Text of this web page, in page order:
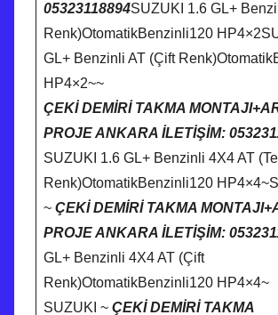
05323118894SUZUKI 1.6 GL+
Renk)OtomatikBenzinli120
GL+ Benzinli AT (Çift
HP4×2~~
ÇEKİ DEMİRİ TAKMA
PROJE ANKARA İLETİŞİM:
SUZUKI 1.6 GL+ Benzinli 4X4 AT
Renk)OtomatikBenzinli120
~ ÇEKİ DEMİRİ TAKMA
PROJE ANKARA İLETİŞİM:
GL+ Benzinli 4X4 AT (Çift
Renk)OtomatikBenzinli120 HP4×4~
SUZUKI ~ ÇEKİ DEMİRİ TAKMA